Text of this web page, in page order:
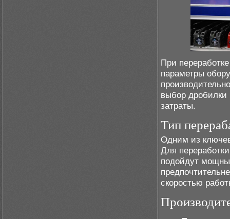
При
параметры
выбор дробилки
затраты.
Тип
Одним из
Для
подойдут
скоростью